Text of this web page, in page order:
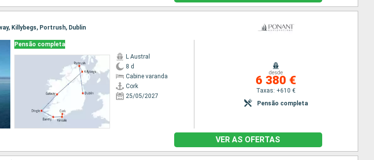
Killybegs, Portrush, Dublin
Pensão completa
L Austral
8 d
Cabine varanda
Cork
25/05/2027
desde
6 380 €
Taxas: +610 €
Pensão completa
VER AS OFERTAS